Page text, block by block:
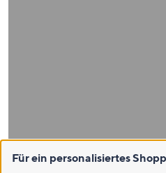
Für ein personalisiertes